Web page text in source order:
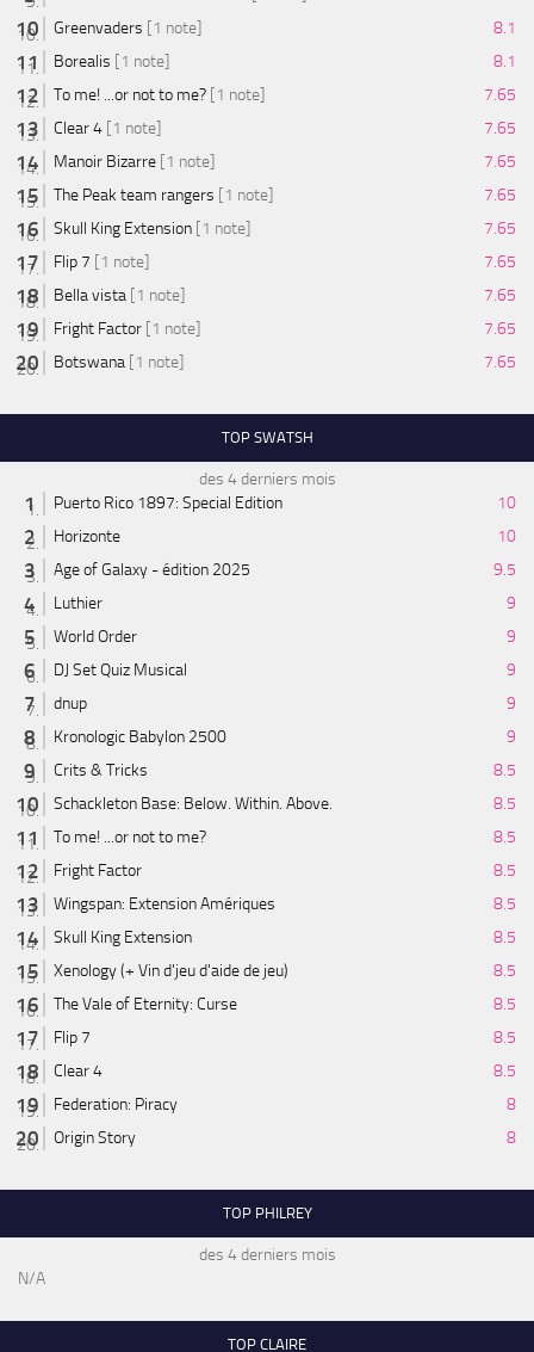
Greenvaders [1 note]
8.1
Borealis [1 note]
8.1
To me! ...or not to me? [1 note]
7.65
Clear 4 [1 note]
7.65
Manoir Bizarre [1 note]
7.65
The Peak team rangers [1 note]
7.65
Skull King Extension [1 note]
7.65
Flip 7 [1 note]
7.65
Bella vista [1 note]
7.65
Fright Factor [1 note]
7.65
Botswana [1 note] 7.65
TOP SWATSH
des 4 derniers mois
Puerto Rico 1897: Special Edition
10
Horizonte
10
Age of Galaxy - édition 2025
9.5
Luthier
9
World Order
9
DJ Set Quiz Musical
9
dnup
9
Kronologic Babylon 2500
9
Crits & Tricks
8.5
Schackleton Base: Below. Within. Above.
8.5
To me! ...or not to me?
8.5
Fright Factor
8.5
Wingspan: Extension Amériques
8.5
Skull King Extension
8.5
Xenology (+ Vin d'jeu d'aide de jeu)
8.5
The Vale of Eternity: Curse
8.5
Flip 7
8.5
Clear 4
8.5
Federation: Piracy
8
Origin Story
8
TOP PHILREY
des 4 derniers mois
N/A
TOP CLAIRE